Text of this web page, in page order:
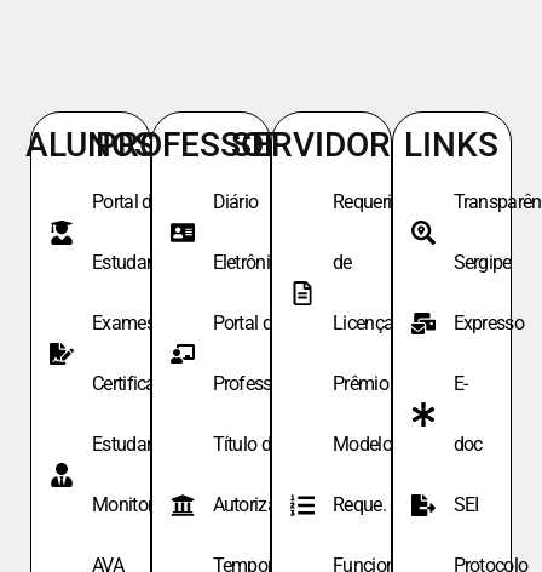
ALUNOS
Portal do
Estudante
Exames de
Certificação
Estudante
Monitor
AVA
PROFESSORES
Diário
Eletrônico
Portal do
Professor
Título de
Autoriza.
Temporária
SERVIDORES
Requeri.
de
Licença
Prêmio
Modelo de
Reque. de
Funcionário
LINKS
Sergipe
Expresso
E-
doc
SEI
Protocolo